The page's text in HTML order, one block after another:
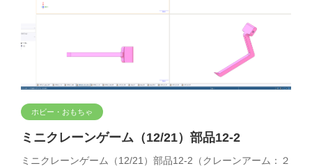
ホビー・おもちゃ
ミニクレーンゲーム（12/21）部品12-2
ミニクレーンゲーム（12/21）部品12-2（クレーンアーム：２